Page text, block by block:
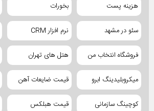
هزینه پست بخورات
سئو در مشهد نرم افزار CRM
فروشگاه انتخاب من هتل های تهران
میکروبلیدینگ ابرو قیمت ضایعات آهن
کوچینگ سازمانی قیمت هبلکس